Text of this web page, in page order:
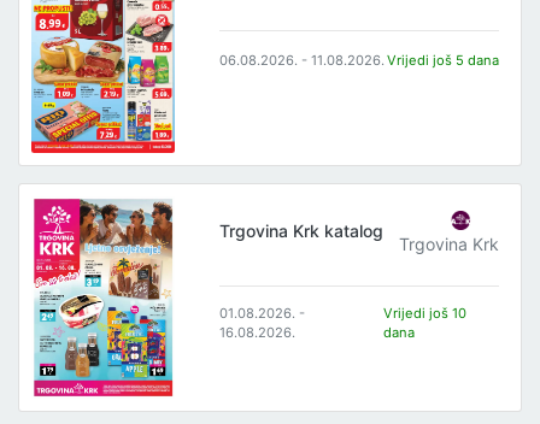
06.08.2026. - 11.08.2026. Vrijedi još 5 dana
Trgovina Krk katalog
Trgovina Krk
01.08.2026. -
16.08.2026.
Vrijedi još 10
dana